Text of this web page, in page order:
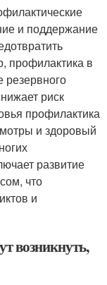
и поддержание
профилактика в
риск
профилактика
и здоровый
развитие
что
и
возникнуть,